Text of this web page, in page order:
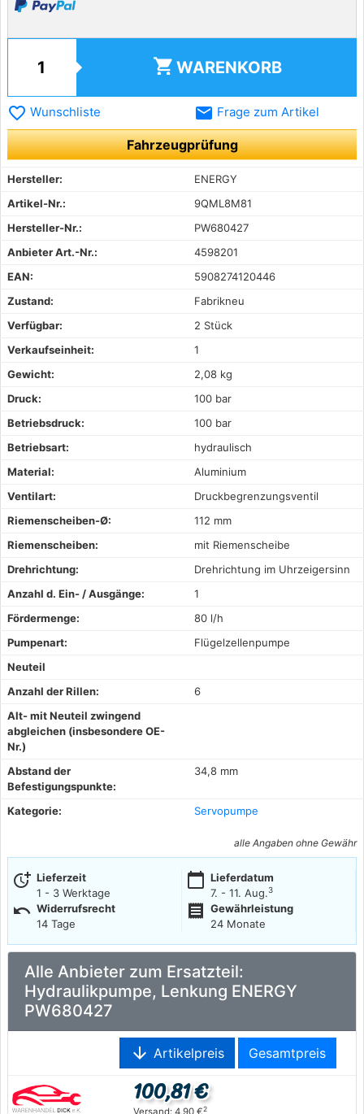
shopping_cart WARENKORB
favorite_border Wunschliste email Frage zum Artikel
Fahrzeugprüfung
Hersteller:
ENERGY
Artikel-Nr.:
9QML8M81
Hersteller-Nr.:
PW680427
Anbieter Art.-Nr.:
4598201
EAN:
5908274120446
Zustand:
Fabrikneu
Verfügbar:
2 Stück
Verkaufseinheit:
1
Gewicht:
2,08 kg
Druck:
100 bar
Betriebsdruck:
100 bar
Betriebsart:
hydraulisch
Material:
Aluminium
Ventilart:
Druckbegrenzungsventil
Riemenscheiben-Ø:
112 mm
Riemenscheiben:
mit Riemenscheibe
Drehrichtung:
Drehrichtung im Uhrzeigersinn
Anzahl d. Ein- / Ausgänge:
1
Fördermenge:
80 l/h
Pumpenart:
Flügelzellenpumpe
Neuteil
Anzahl der Rillen:
6
Alt- mit Neuteil zwingend
abgleichen (insbesondere OE-
Nr.)
Abstand der
Befestigungspunkte:
34,8 mm
Kategorie: Servopumpe
alle Angaben ohne Gewähr
more_time Lieferzeit
1 - 3 Werktage
calendar_today Lieferdatum
7. - 11. Aug.3
undo Widerrufsrecht
14 Tage
receipt
Gewährleistung
24 Monate
Alle Anbieter zum Ersatzteil:
Hydraulikpumpe, Lenkung ENERGY
PW680427
arrow_downward Artikelpreis Gesamtpreis
100,81 €
Versand: 4,90 €2